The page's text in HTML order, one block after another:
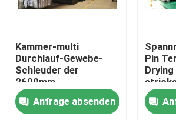
Gewebe-stenter Maschine
Heißluft Stenter-Maschine
Kammer-multi
Durchlauf-Gewebe-
Schleuder der
2600mm
Röhrentextilschleuder-
6
Anfrage absenden
Pin